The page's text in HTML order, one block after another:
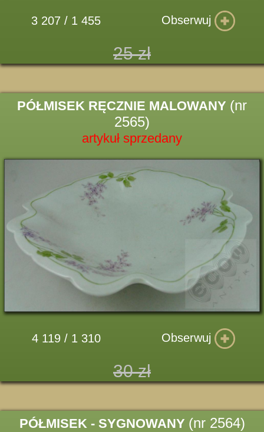
3 207 / 1 455 Obserwuj
25 zł
PÓŁMISEK RĘCZNIE MALOWANY (nr
2565)
artykuł sprzedany
4 119 / 1 310 Obserwuj
30 zł
PÓŁMISEK - SYGNOWANY (nr 2564)